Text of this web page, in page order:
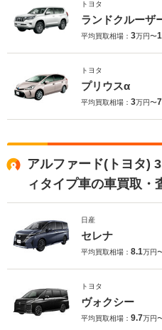
トヨタ
ランドクルーザ
平均買取相場： 3万円〜
トヨタ
プリウスα
平均買取相場： 3万円〜
アルファード(トヨタ)
ィタイプ車の車買取・
日産
セレナ
平均買取相場： 8.1万円
トヨタ
ヴォクシー
平均買取相場： 9.7万円